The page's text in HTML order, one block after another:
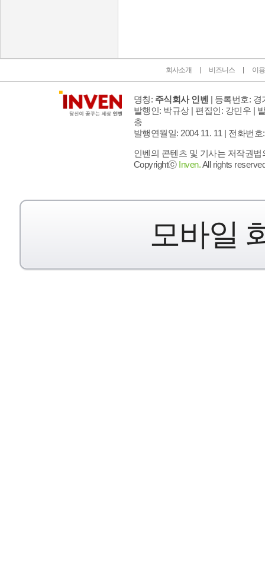
회사소개 비즈니스 이
명칭: 주식회사 인벤 | 등록번호: 경
발행인: 박규상 | 편집인: 강민우 |
층
발행연월일: 2004 11. 11 | 전화번호
인벤의 콘텐츠 및 기사는 저작권
Copyrightⓒ Inven.All rights
모바일